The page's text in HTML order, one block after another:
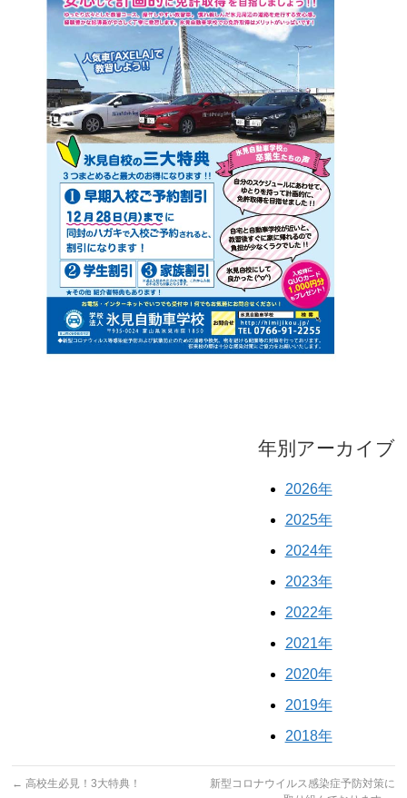
年別アーカイブ
2026年
2025年
2024年
2023年
2022年
2021年
2020年
2019年
2018年
← 高校生必見！3大特典！
新型コロナウイルス感染症予防対策に